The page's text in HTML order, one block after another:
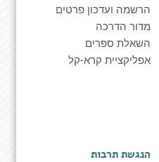
הרשמה ועדכון פרטים
מדור הדרכה
השאלת ספרים
אפליקציית קרא-קל
הנגשת תרבות